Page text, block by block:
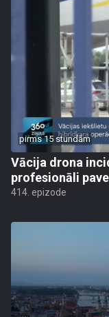
pirms 15 stundām
Vācija drona
profesionāli
414. epizode